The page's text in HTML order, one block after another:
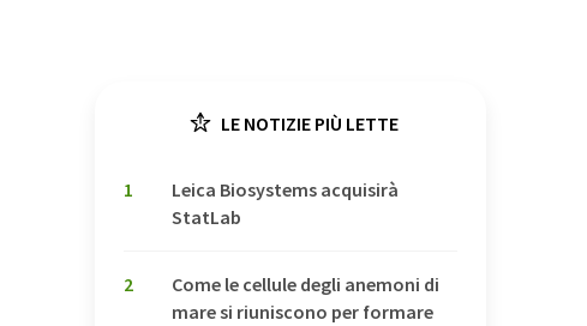
LE NOTIZIE PIÙ LETTE
1
Leica Biosystems acquisirà
StatLab
2
Come le cellule degli anemoni di
mare si riuniscono per formare